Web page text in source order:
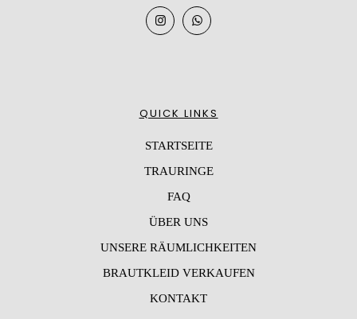
QUICK LINKS
STARTSEITE
TRAURINGE
FAQ
ÜBER UNS
UNSERE RÄUMLICHKEITEN
BRAUTKLEID VERKAUFEN
KONTAKT